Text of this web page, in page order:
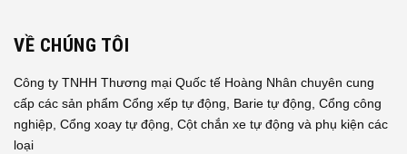
VỀ CHÚNG TÔI
Công ty TNHH Thương mại Quốc tế Hoàng Nhân chuyên cung
cấp các sản phẩm Cổng xếp tự động, Barie tự động, Cổng công
nghiệp, Cổng xoay tự động, Cột chắn xe tự động và phụ kiện các
loại